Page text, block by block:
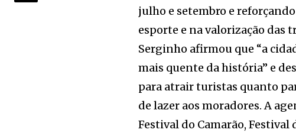
julho e setembro e
esporte e na valorização das
Serginho afirmou que “a
mais quente da história” e
para atrair turistas quanto
de lazer aos moradores. A
Festival do Camarão, Festival